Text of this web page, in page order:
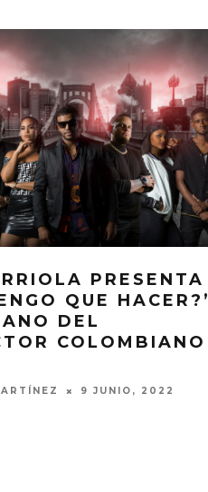
PRESENTA
QUE HACER?’
DEL
COLOMBIANO
9 JUNIO, 2022